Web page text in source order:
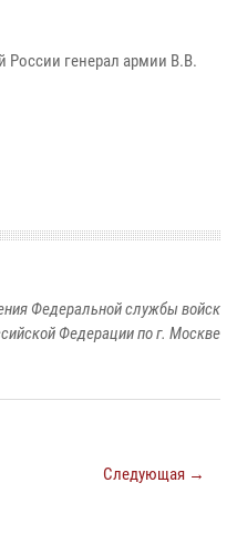
армии В.В.
Федеральной службы войск
Федерации по г. Москве
Следующая →